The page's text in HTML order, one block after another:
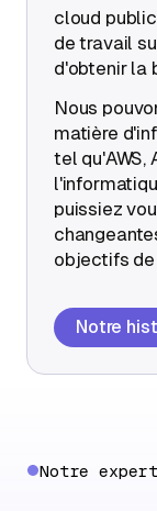
cloud
de travail
d'obtenir la
Nous
matière
tel qu'AWS,
puissiez
objectifs de
Notre
Notre